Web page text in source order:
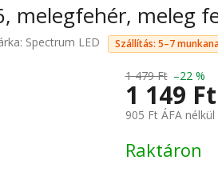
melegfehér, meleg
Spectrum LED Szállítás: 5–7
1 479 Ft –22 %
1 149 Ft
905 Ft ÁFA nélkül
Raktáron